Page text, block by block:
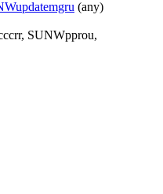
(any)
SUNWpprou,